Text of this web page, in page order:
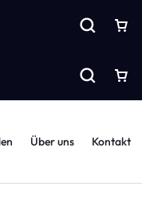
Über uns Kontakt